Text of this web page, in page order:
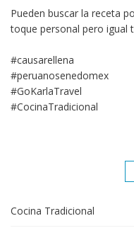
Pueden buscar la receta
toque personal pero igual
#causarellena
#peruanosenedomex
#GoKarlaTravel
#CocinaTradicional
Cocina Tradicional